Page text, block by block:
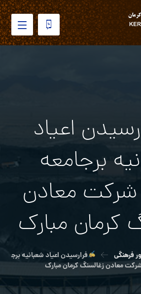
اعیاد
برجامعه
شرکت معادن
کرمان مبارک
فرهنگی
فرارسیدن اعیاد شعبانیه برج
معادن زغالسنگ کرمان مبارک